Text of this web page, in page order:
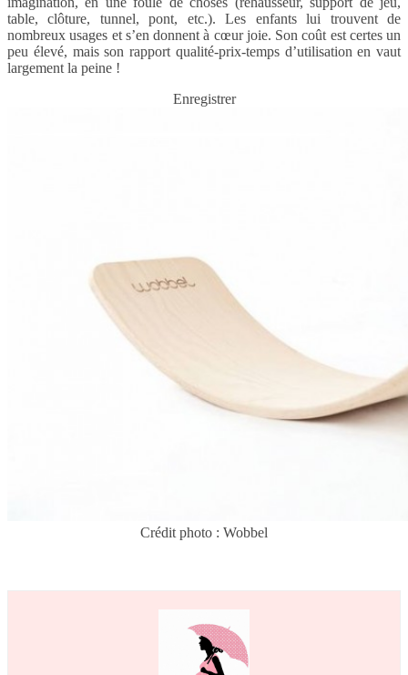
table, clôture, tunnel, pont, etc.). Les enfants lui trouvent de
nombreux usages et s’en donnent à cœur joie. Son coût est certes un
peu élevé, mais son rapport qualité-prix-temps d’utilisation en vaut
largement la peine !
Enregistrer
Crédit photo : Wobbel